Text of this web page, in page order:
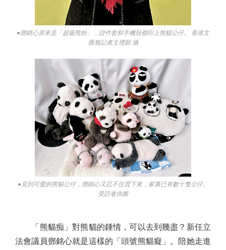
●鄧銘心原來是「超級熊粉」，證件套和手機殼都印上熊貓公仔。 香港文
匯報記者文禮願 攝
●見到可愛的熊貓公仔，鄧銘心又忍不住買下來，家裏已有數十隻公仔。
受訪者供圖
「熊貓痴」對熊貓的鍾情，可以去到幾盡？新任立
法會議員鄧銘心就是這樣的「頭號熊貓癡」。陪她走進